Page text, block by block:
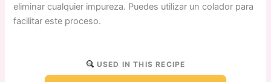
eliminar cualquier impureza. Puedes utilizar un colador para
facilitar este proceso.
USED IN THIS RECIPE